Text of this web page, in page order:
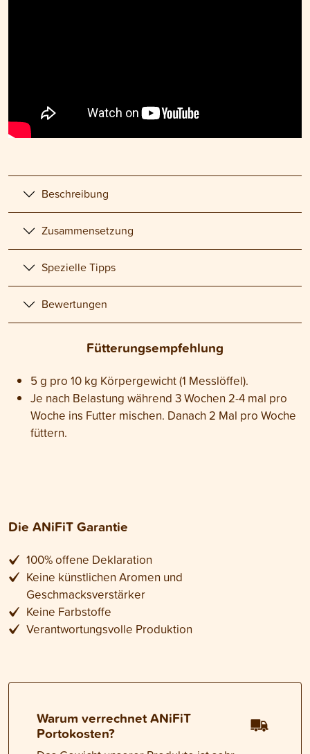
Beschreibung
Zusammensetzung
Spezielle Tipps
Bewertungen
Fütterungsempfehlung
5 g pro 10 kg Körpergewicht (1 Messlöffel).
Je nach Belastung während 3 Wochen 2-4 mal pro
Woche ins Futter mischen. Danach 2 Mal pro Woche
füttern.
Die ANiFiT Garantie
100% offene Deklaration
Keine künstlichen Aromen und
Geschmacksverstärker
Keine Farbstoffe
Verantwortungsvolle Produktion
Warum verrechnet ANiFiT
Portokosten?